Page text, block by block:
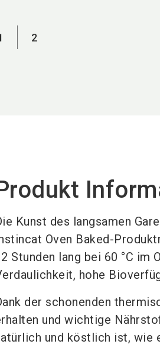
2
Kunst des langsamen
Oven Baked-
Stunden lang bei 60 °C im
hohe
der schonenden
und wichtige
und köstlich ist, wie